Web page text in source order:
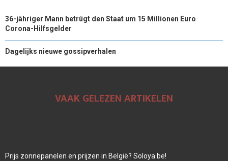
36-jähriger Mann betrügt den Staat um 15 Millionen Euro
Corona-Hilfsgelder
Dagelijks nieuwe gossipverhalen
VAAK GELEZEN ARTIKELEN
Prijs zonnepanelen en prijzen in België? Soloya.be!